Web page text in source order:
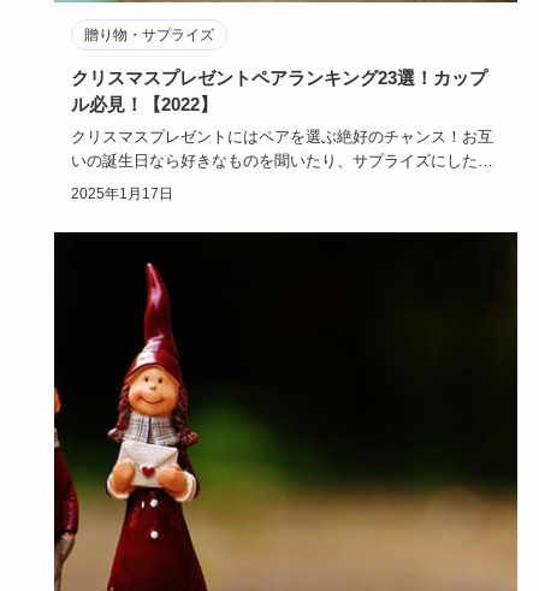
贈り物・サプライズ
クリスマスプレゼントペアランキング23選！カップ
ル必見！【2022】
クリスマスプレゼントにはペアを選ぶ絶好のチャンス！お互
いの誕生日なら好きなものを聞いたり、サプライズにしたり
するけれど、ク…
2025年1月17日